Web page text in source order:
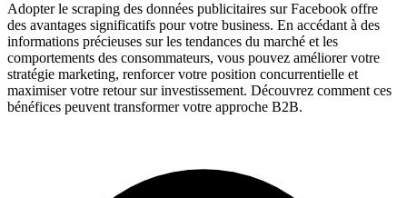
Adopter le scraping des données publicitaires sur Facebook offre
des avantages significatifs pour votre business. En accédant à des
informations précieuses sur les tendances du marché et les
comportements des consommateurs, vous pouvez améliorer votre
stratégie marketing, renforcer votre position concurrentielle et
maximiser votre retour sur investissement. Découvrez comment ces
bénéfices peuvent transformer votre approche B2B.